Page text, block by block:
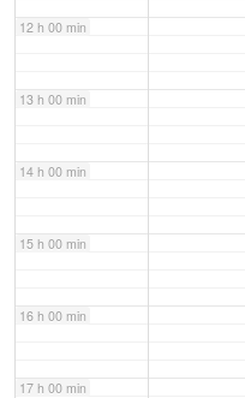
12 h 00 min
13 h 00 min
14 h 00 min
15 h 00 min
16 h 00 min
17 h 00 min